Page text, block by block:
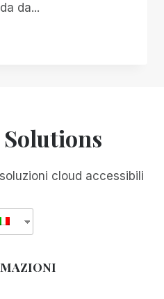
da...
cloud accessibili